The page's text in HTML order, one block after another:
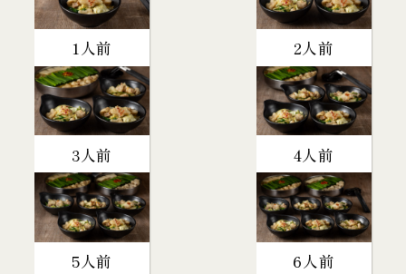
1人前 2人前
3人前 4人前
5人前 6人前